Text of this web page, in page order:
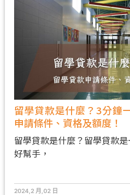
留學貸款是什麼？3分鐘
申請條件、資格及額度！
留學貸款是什麼？留學貸款
好幫手，
2024,2 月,02 日